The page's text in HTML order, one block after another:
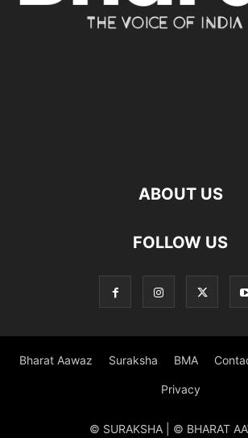
ABOUT US
FOLLOW US
Bharat Aawaz Suraksha BMA
Privacy
© SURAKSHA | © BHARAT